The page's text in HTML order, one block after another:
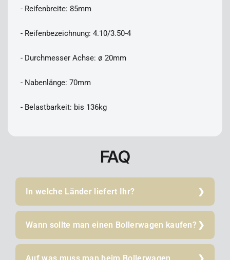
- Reifenbreite: 85mm
- Reifenbezeichnung: 4.10/3.50-4
- Durchmesser Achse: ø 20mm
- Nabenlänge: 70mm
- Belastbarkeit: bis 136kg
FAQ
In welche Länder liefert Ihr?
Wann sollte man einen Bollerwagen kaufen?
Auf was muss man beim Bollerwagen